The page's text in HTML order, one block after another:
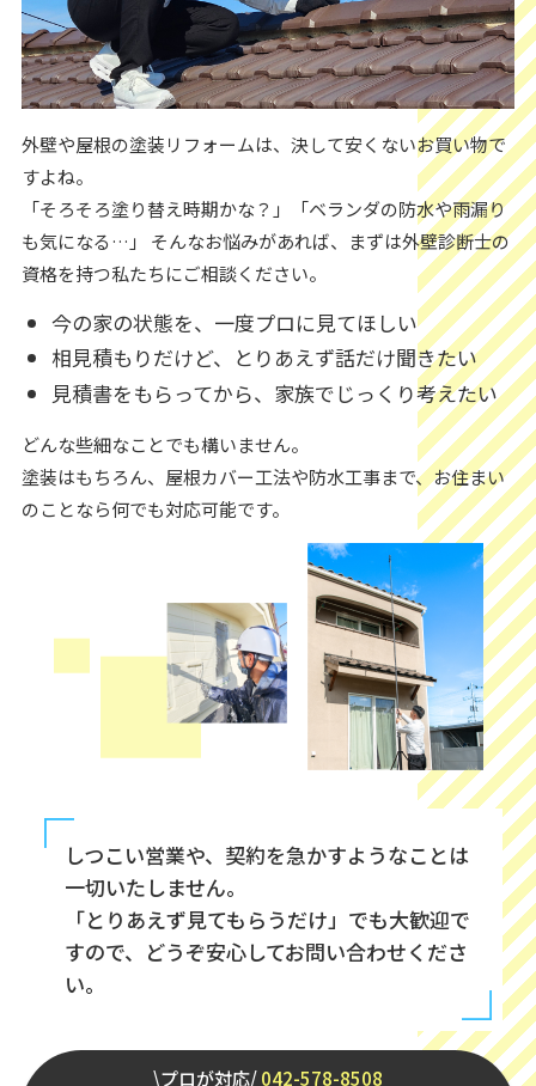
外壁や屋根の塗装リフォームは、決して安くないお買い物で
すよね。
「そろそろ塗り替え時期かな？」「ベランダの防水や雨漏り
も気になる…」 そんなお悩みがあれば、まずは外壁診断士の
資格を持つ私たちにご相談ください。
今の家の状態を、一度プロに見てほしい
相見積もりだけど、とりあえず話だけ聞きたい
見積書をもらってから、家族でじっくり考えたい
どんな些細なことでも構いません。
塗装はもちろん、屋根カバー工法や防水工事まで、お住まい
のことなら何でも対応可能です。
しつこい営業や、契約を急かすようなことは
一切いたしません。
「とりあえず見てもらうだけ」でも大歓迎で
すので、どうぞ安心してお問い合わせくださ
い。
\プロが対応/042-578-8508